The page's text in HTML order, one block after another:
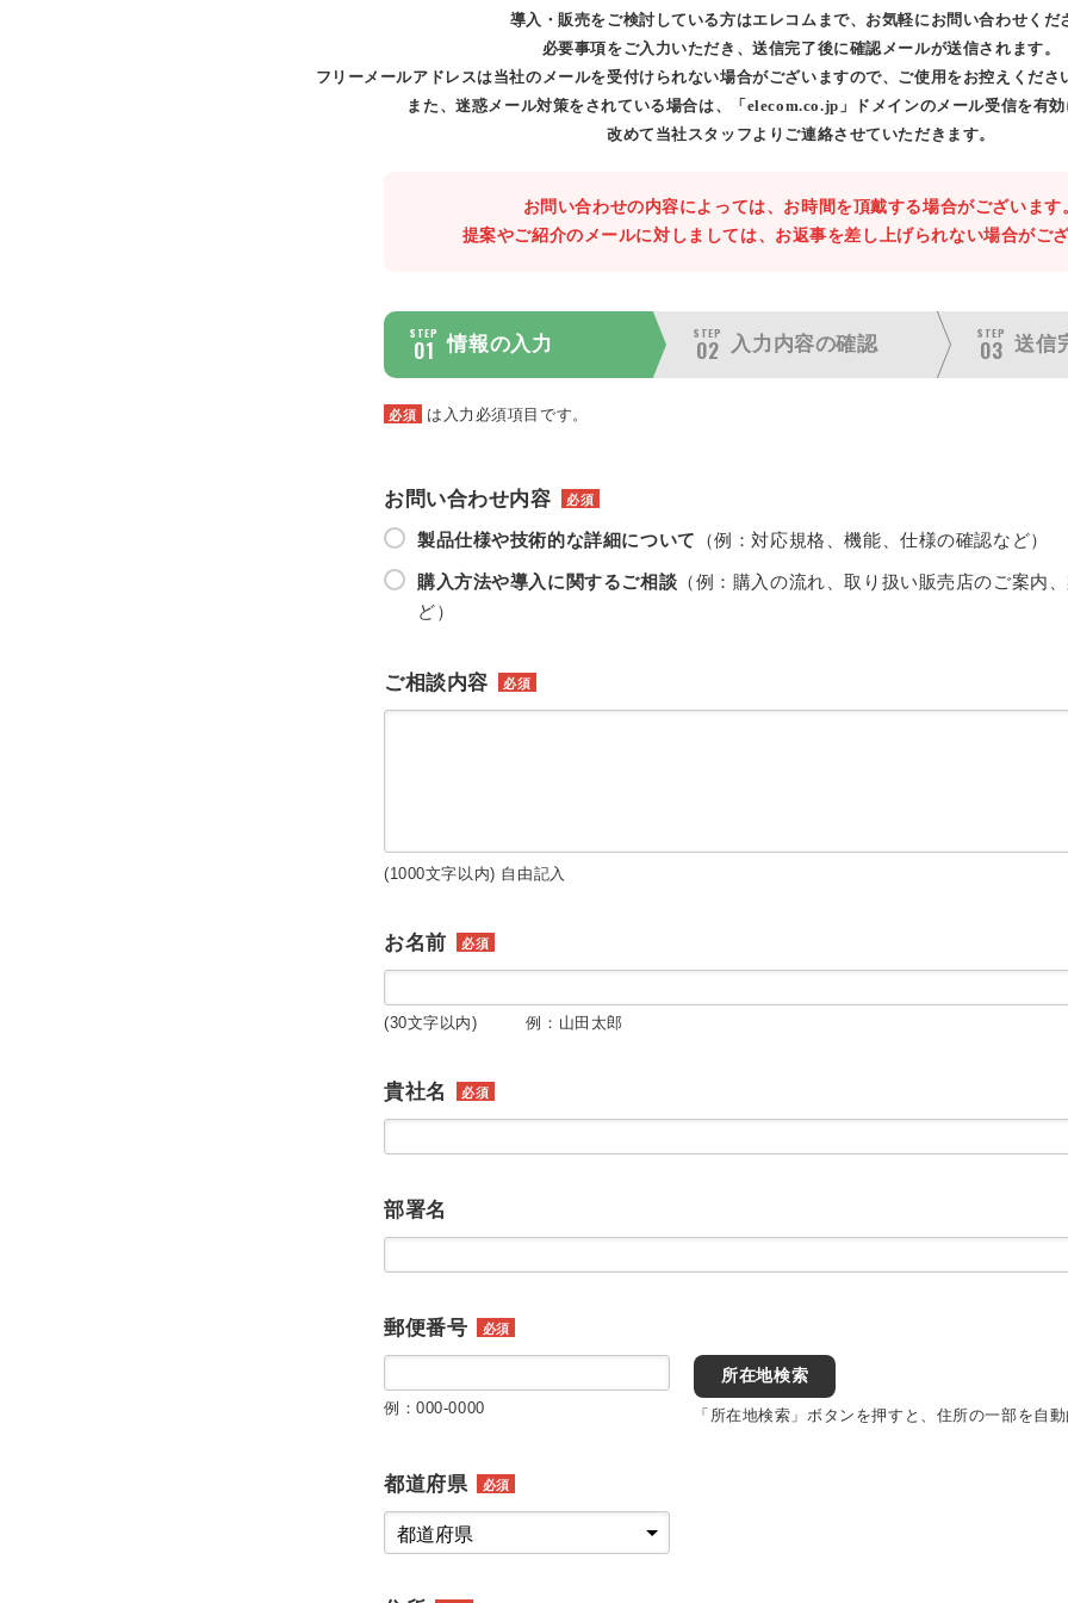
導入・販売をご検討している方はエレコムまで、お気軽にお問い合わせくだ
必要事項をご入力いただき、送信完了後に確認メールが送信されます。
フリーメールアドレスは当社のメールを受付けられない場合がございますので、ご使用をお控えくださ
また、迷惑メール対策をされている場合は、「elecom.co.jp」ドメインのメール受信を有効
改めて当社スタッフよりご連絡させていただきます。
お問い合わせの内容によっては、お時間を頂戴する場合がございます
提案やご紹介のメールに対しましては、お返事を差し上げられない場合がござ
STEP
01 情報の入力
STEP
02 入力内容の確認
STEP
03 送信
必須 は入力必須項目です。
お問い合わせ内容 必須
製品仕様や技術的な詳細について （例：対応規格、機能、仕様の確認など）
購入方法や導入に関するご相談 （例：購入の流れ、取り扱い販売店のご案内
ど）
ご相談内容 必須
(1000文字以内) 自由記入
お名前 必須
(30文字以内) 例：山田太郎
貴社名 必須
部署名
郵便番号 必須
例：000-0000
所在地検索
「所在地検索」ボタンを押すと、住所の一部を自動
都道府県 必須